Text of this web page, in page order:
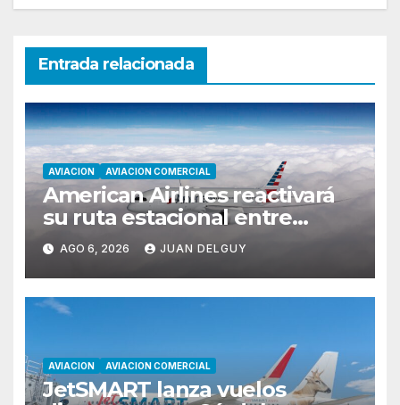
Entrada relacionada
AVIACION AVIACION COMERCIAL
American Airlines reactivará
su ruta estacional entre
Miami y Montevideo con
vuelos diarios
AGO 6, 2026 JUAN DELGUY
AVIACION AVIACION COMERCIAL
JetSMART lanza vuelos